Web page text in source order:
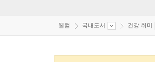
웰컴 국내도서 건강 취미